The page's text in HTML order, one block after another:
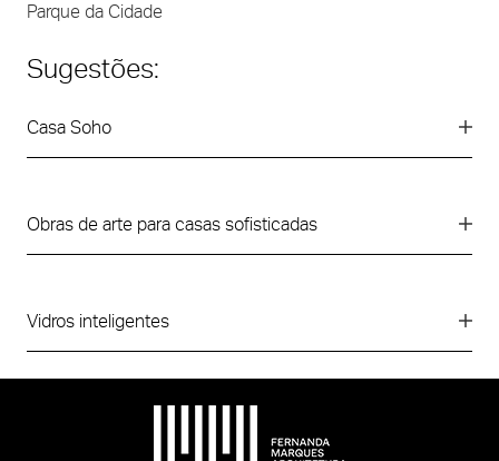
Parque da Cidade
Sugestões:
Casa Soho
Obras de arte para casas sofisticadas
Vidros inteligentes